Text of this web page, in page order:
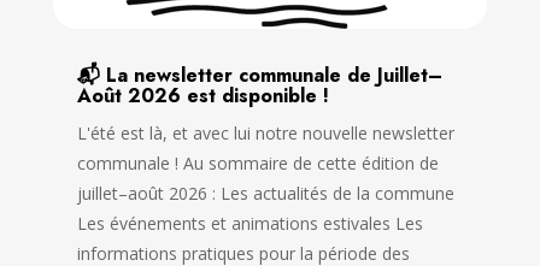
📬 La newsletter communale de Juillet–
Août 2026 est disponible !
L'été est là, et avec lui notre nouvelle newsletter
communale ! Au sommaire de cette édition de
juillet–août 2026 : Les actualités de la commune
Les événements et animations estivales Les
informations pratiques pour la période des